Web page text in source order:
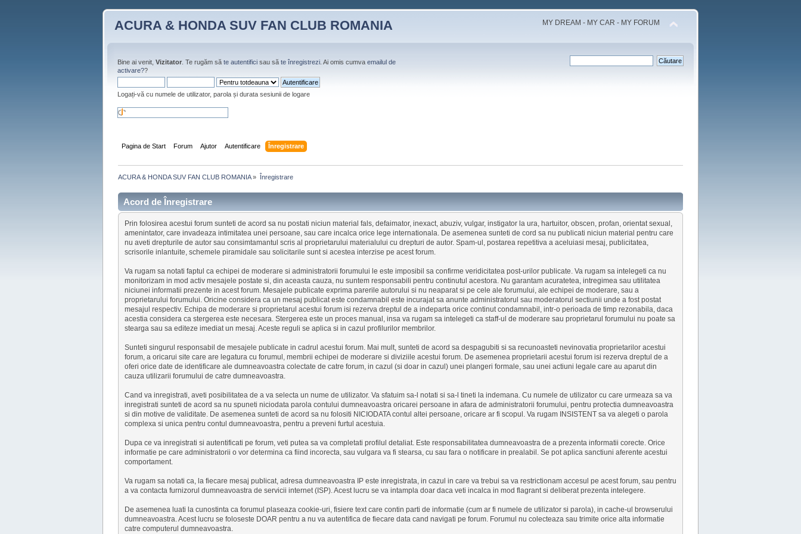
ACURA & HONDA SUV FAN CLUB ROMANIA MY DREAM - MY CAR - MY FORUM
Bine ai venit, Vizitator . Te rugăm să te autentifici sau să te înregistrezi . Ai omis cumva emailul de
activare??
Logați-vă cu numele de utilizator, parola și durata sesiunii de logare
Pagina de Start Forum Ajutor Autentificare Înregistrare
ACURA & HONDA SUV FAN CLUB ROMANIA» Înregistrare
Acord de Înregistrare
Prin folosirea acestui forum sunteti de acord sa nu postati niciun material fals, defaimator, inexact, abuziv, vulgar, instigator la ura, hartuitor, obscen, profan, orientat sexual,
amenintator, care invadeaza intimitatea unei persoane, sau care incalca orice lege internationala. De asemenea sunteti de cord sa nu publicati niciun material pentru care
nu aveti drepturile de autor sau consimtamantul scris al proprietarului materialului cu drepturi de autor. Spam-ul, postarea repetitiva a aceluiasi mesaj, publicitatea,
scrisorile inlantuite, schemele piramidale sau solicitarile sunt si acestea interzise pe acest forum.
Va rugam sa notati faptul ca echipei de moderare si administratorii forumului le este imposibil sa confirme veridicitatea post-urilor publicate. Va rugam sa intelegeti ca nu
monitorizam in mod activ mesajele postate si, din aceasta cauza, nu suntem responsabili pentru continutul acestora. Nu garantam acuratetea, intregimea sau utilitatea
niciunei informatii prezente in acest forum. Mesajele publicate exprima parerile autorului si nu neaparat si pe cele ale forumului, ale echipei de moderare, sau a
proprietarului forumului. Oricine considera ca un mesaj publicat este condamnabil este incurajat sa anunte administratorul sau moderatorul sectiunii unde a fost postat
mesajul respectiv. Echipa de moderare si proprietarul acestui forum isi rezerva dreptul de a indeparta orice continut condamnabil, intr-o perioada de timp rezonabila, daca
acestia considera ca stergerea este necesara. Stergerea este un proces manual, insa va rugam sa intelegeti ca staff-ul de moderare sau proprietarul forumului nu poate sa
stearga sau sa editeze imediat un mesaj. Aceste reguli se aplica si in cazul profilurilor membrilor.
Sunteti singurul responsabil de mesajele publicate in cadrul acestui forum. Mai mult, sunteti de acord sa despagubiti si sa recunoasteti nevinovatia proprietarilor acestui
forum, a oricarui site care are legatura cu forumul, membrii echipei de moderare si diviziile acestui forum. De asemenea proprietarii acestui forum isi rezerva dreptul de a
oferi orice date de identificare ale dumneavoastra colectate de catre forum, in cazul (si doar in cazul) unei plangeri formale, sau unei actiuni legale care au aparut din
cauza utilizarii forumului de catre dumneavoastra.
Cand va inregistrati, aveti posibilitatea de a va selecta un nume de utilizator. Va sfatuim sa-l notati si sa-l tineti la indemana. Cu numele de utilizator cu care urmeaza sa va
inregistrati sunteti de acord sa nu spuneti niciodata parola contului dumneavoastra oricarei persoane in afara de administratorii forumului, pentru protectia dumneavoastra
si din motive de validitate. De asemenea sunteti de acord sa nu folositi NICIODATA contul altei persoane, oricare ar fi scopul. Va rugam INSISTENT sa va alegeti o parola
complexa si unica pentru contul dumneavoastra, pentru a preveni furtul acestuia.
Dupa ce va inregistrati si autentificati pe forum, veti putea sa va completati profilul detaliat. Este responsabilitatea dumneavoastra de a prezenta informatii corecte. Orice
informatie pe care administratorii o vor determina ca fiind incorecta, sau vulgara va fi stearsa, cu sau fara o notificare in prealabil. Se pot aplica sanctiuni aferente acestui
comportament.
Va rugam sa notati ca, la fiecare mesaj publicat, adresa dumneavoastra IP este inregistrata, in cazul in care va trebui sa va restrictionam accesul pe acest forum, sau pentru
a va contacta furnizorul dumneavoastra de servicii internet (ISP). Acest lucru se va intampla doar daca veti incalca in mod flagrant si deliberat prezenta intelegere.
De asemenea luati la cunostinta ca forumul plaseaza cookie-uri, fisiere text care contin parti de informatie (cum ar fi numele de utilizator si parola), in cache-ul browserului
dumneavoastra. Acest lucru se foloseste DOAR pentru a nu va autentifica de fiecare data cand navigati pe forum. Forumul nu colecteaza sau trimite orice alta informatie
catre computerul dumneavoastra.